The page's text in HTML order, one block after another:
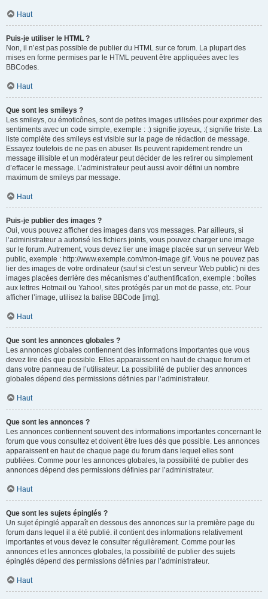
Haut
Puis-je utiliser le HTML ?
Non, il n’est pas possible de publier du HTML sur ce forum. La plupart des
mises en forme permises par le HTML peuvent être appliquées avec les
BBCodes.
Haut
Que sont les smileys ?
Les smileys, ou émoticônes, sont de petites images utilisées pour exprimer des
sentiments avec un code simple, exemple : :) signifie joyeux, :( signifie triste. La
liste complète des smileys est visible sur la page de rédaction de message.
Essayez toutefois de ne pas en abuser. Ils peuvent rapidement rendre un
message illisible et un modérateur peut décider de les retirer ou simplement
d’effacer le message. L’administrateur peut aussi avoir défini un nombre
maximum de smileys par message.
Haut
Puis-je publier des images ?
Oui, vous pouvez afficher des images dans vos messages. Par ailleurs, si
l’administrateur a autorisé les fichiers joints, vous pouvez charger une image
sur le forum. Autrement, vous devez lier une image placée sur un serveur Web
public, exemple : http://www.exemple.com/mon-image.gif. Vous ne pouvez pas
lier des images de votre ordinateur (sauf si c’est un serveur Web public) ni des
images placées derrière des mécanismes d’authentification, exemple : boîtes
aux lettres Hotmail ou Yahoo!, sites protégés par un mot de passe, etc. Pour
afficher l’image, utilisez la balise BBCode [img].
Haut
Que sont les annonces globales ?
Les annonces globales contiennent des informations importantes que vous
devez lire dès que possible. Elles apparaissent en haut de chaque forum et
dans votre panneau de l’utilisateur. La possibilité de publier des annonces
globales dépend des permissions définies par l’administrateur.
Haut
Que sont les annonces ?
Les annonces contiennent souvent des informations importantes concernant le
forum que vous consultez et doivent être lues dès que possible. Les annonces
apparaissent en haut de chaque page du forum dans lequel elles sont
publiées. Comme pour les annonces globales, la possibilité de publier des
annonces dépend des permissions définies par l’administrateur.
Haut
Que sont les sujets épinglés ?
Un sujet épinglé apparaît en dessous des annonces sur la première page du
forum dans lequel il a été publié. il contient des informations relativement
importantes et vous devez le consulter régulièrement. Comme pour les
annonces et les annonces globales, la possibilité de publier des sujets
épinglés dépend des permissions définies par l’administrateur.
Haut